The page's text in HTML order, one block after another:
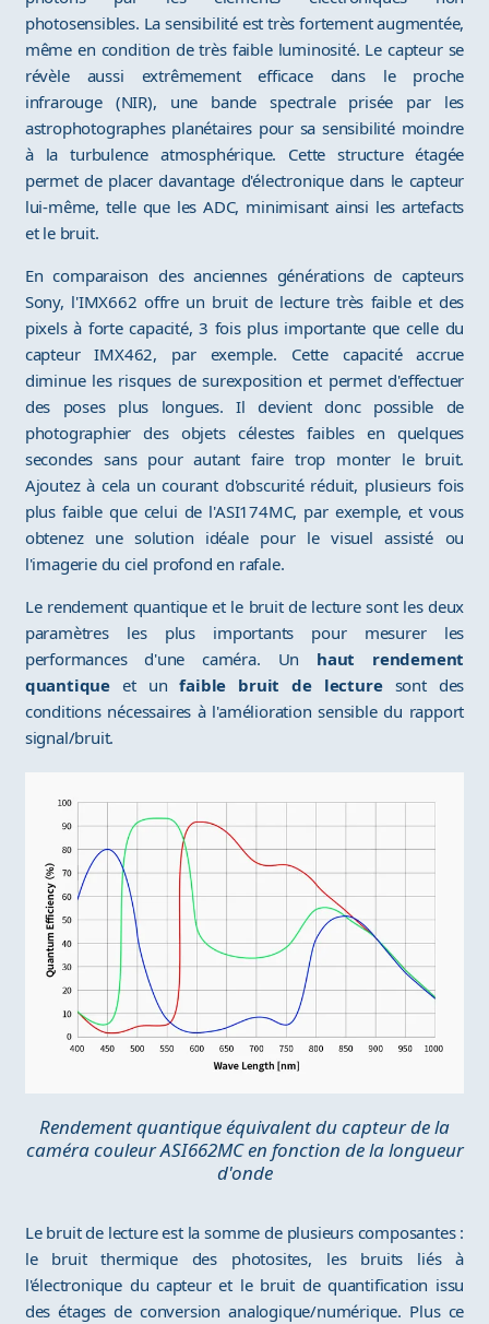
photosensibles. La sensibilité est très fortement augmentée,
même en condition de très faible luminosité. Le capteur se
révèle aussi extrêmement efficace dans le proche
infrarouge (NIR), une bande spectrale prisée par les
astrophotographes planétaires pour sa sensibilité moindre
à la turbulence atmosphérique. Cette structure étagée
permet de placer davantage d'électronique dans le capteur
lui-même, telle que les ADC, minimisant ainsi les artefacts
et le bruit.
En comparaison des anciennes générations de capteurs
Sony, l'IMX662 offre un bruit de lecture très faible et des
pixels à forte capacité, 3 fois plus importante que celle du
capteur IMX462, par exemple. Cette capacité accrue
diminue les risques de surexposition et permet d'effectuer
des poses plus longues. Il devient donc possible de
photographier des objets célestes faibles en quelques
secondes sans pour autant faire trop monter le bruit.
Ajoutez à cela un courant d'obscurité réduit, plusieurs fois
plus faible que celui de l'ASI174MC, par exemple, et vous
obtenez une solution idéale pour le visuel assisté ou
l'imagerie du ciel profond en rafale.
Le rendement quantique et le bruit de lecture sont les deux
paramètres les plus importants pour mesurer les
performances d'une caméra. Un haut rendement
quantique et unfaible bruit de lecturesont des
conditions nécessaires à l'amélioration sensible du rapport
signal/bruit.
Rendement quantique équivalent du capteur de la
caméra couleur ASI662MC en fonction de la longueur
d'onde
Le bruit de lecture est la somme de plusieurs composantes :
le bruit thermique des photosites, les bruits liés à
l'électronique du capteur et le bruit de quantification issu
des étages de conversion analogique/numérique. Plus ce